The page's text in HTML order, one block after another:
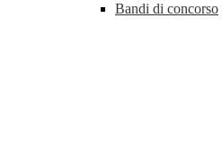
Bandi di concorso